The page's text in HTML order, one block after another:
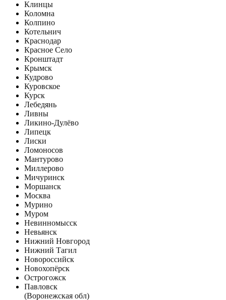
Клинцы
Коломна
Колпино
Котельнич
Краснодар
Красное Село
Кронштадт
Крымск
Кудрово
Куровское
Курск
Лебедянь
Ливны
Ликино-Дулёво
Липецк
Лиски
Ломоносов
Мантурово
Миллерово
Мичуринск
Моршанск
Москва
Мурино
Муром
Невинномысск
Невьянск
Нижний Новгород
Нижний Тагил
Новороссийск
Новохопёрск
Острогожск
Павловск
(Воронежская обл)